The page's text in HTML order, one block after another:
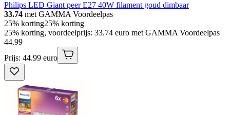
Philips LED Giant peer E27 40W filament goud dimbaar
33.74 met GAMMA Voordeelpas
25% korting25% korting
25% korting, voordeelprijs: 33.74 euro met GAMMA Voordeelpas
44.99
Prijs: 44.99 euro